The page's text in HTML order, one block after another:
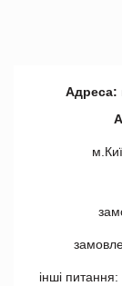
Адреса:
інші